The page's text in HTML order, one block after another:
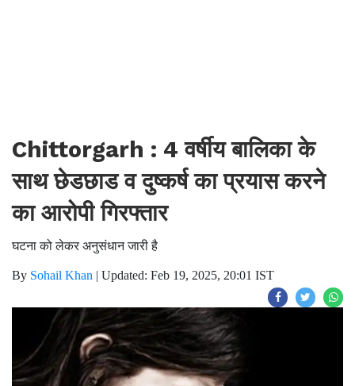
Chittorgarh : 4 वर्षीय बालिका के
साथ छेडछाड व दुष्कर्ष का प्रयास करने
का आरोपी गिरफ्तार
घटना को लेकर अनुसंधान जारी है
By Sohail Khan | Updated: Feb 19, 2025, 20:01 IST